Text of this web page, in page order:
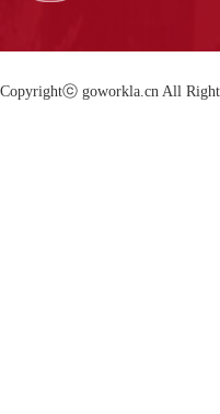
Copyrightⓒ goworkla.cn All